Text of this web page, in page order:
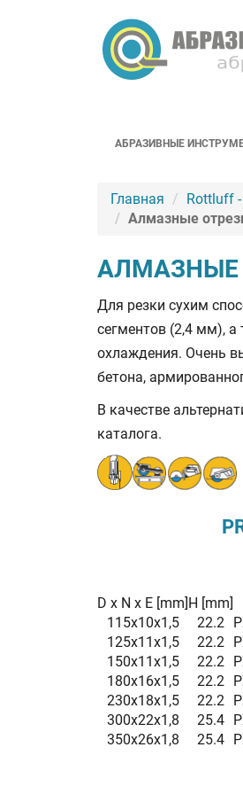
АБРАЗИВНЫЕ
Главная Rottluff
Алмазные
АЛМАЗНЫЕ
Для резки сухим
сегментов (2,4 мм), а
охлаждения. Очень
бетона,
В качестве
каталога.
D x N x E [mm]H [mm]
115x10x1,5
22.2
125x11x1,5
22.2
150x11x1,5
22.2
180x16x1,5
22.2
230x18x1,5
22.2
300x22x1,8
25.4
350x26x1,8
25.4